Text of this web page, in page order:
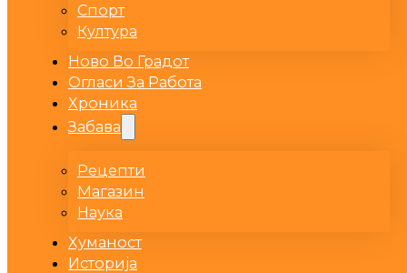
Спорт
Култура
Ново Во Градот
Огласи За Работа
Хроника
Забава
Рецепти
Магазин
Наука
Хуманост
Историја